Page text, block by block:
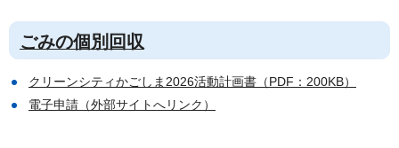
ごみの個別回収
クリーンシティかごしま2026活動計画書（PDF：200KB）
電子申請（外部サイトへリンク）